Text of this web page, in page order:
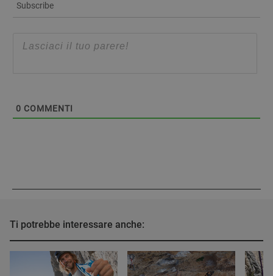
Subscribe
0 COMMENTI
Ti potrebbe interessare anche: